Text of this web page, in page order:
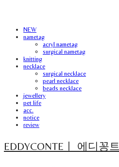
NEW
nametag
acryl nametag
surgical nametag
knitting
necklace
surgical necklace
pearl necklace
beads necklace
jewellery
pet life
acc.
notice
review
EDDYCONTEㅣ 에디꽁트